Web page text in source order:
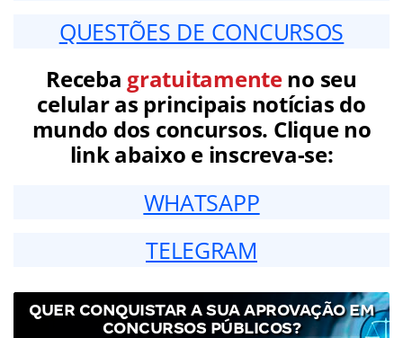
QUESTÕES DE CONCURSOS
Receba gratuitamenteno seu
celular as principais notícias do
mundo dos concursos. Clique no
link abaixo e inscreva-se:
WHATSAPP
TELEGRAM
QUER CONQUISTAR A SUA APROVAÇÃO EM
CONCURSOS PÚBLICOS?